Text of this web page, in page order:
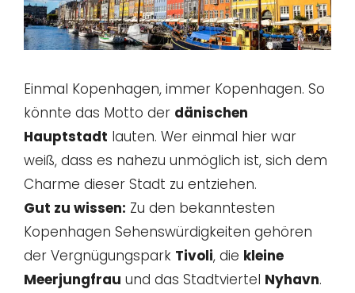
Einmal Kopenhagen, immer Kopenhagen. So
könnte das Motto der dänischen
Hauptstadt lauten. Wer einmal hier war
weiß, dass es nahezu unmöglich ist, sich dem
Charme dieser Stadt zu entziehen.
Gut zu wissen: Zu den bekanntesten
Kopenhagen Sehenswürdigkeiten gehören
der Vergnügungspark Tivoli, die kleine
Meerjungfrau und das Stadtviertel Nyhavn.